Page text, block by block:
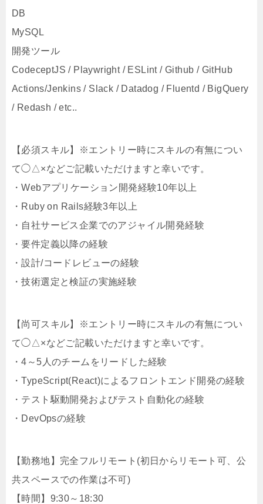
DB
MySQL
開発ツール
CodeceptJS / Playwright / ESLint / Github / GitHub
Actions/Jenkins / Slack / Datadog / Fluentd / BigQuery
/ Redash / etc..
【必須スキル】※エントリー時にスキルの有無につい
て◯△×などご記載いただけますと幸いです。
・Webアプリケーション開発経験10年以上
・Ruby on Rails経験3年以上
・自社サービス企業でのアジャイル開発経験
・要件定義以降の経験
・設計/コードレビューの経験
・技術選定と検証の実施経験
【尚可スキル】※エントリー時にスキルの有無につい
て◯△×などご記載いただけますと幸いです。
・4～5人のチームをリードした経験
・TypeScript(React)によるフロントエンド開発の経験
・テスト駆動開発およびテスト自動化の経験
・DevOpsの経験
【勤務地】完全フルリモート(初日からリモート可、公
共スペースでの作業は不可)
【時間】9:30～18:30